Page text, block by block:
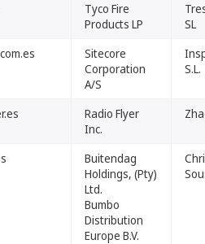
Tyco Fire
Products LP
SL
Sitecore
Corporation
A/S
S.L.
Radio Flyer
Inc.
Buitendag
Holdings, (Pty)
Ltd.
Bumbo
Distribution
Europe B.V.